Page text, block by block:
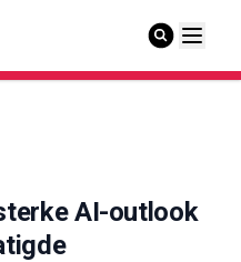
AI-outlook